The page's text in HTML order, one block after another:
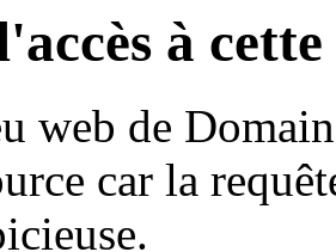
à
web de
car la